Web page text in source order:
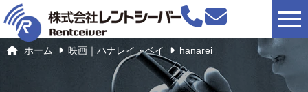
ホーム 映画｜ハナレイ・ベイ hanarei